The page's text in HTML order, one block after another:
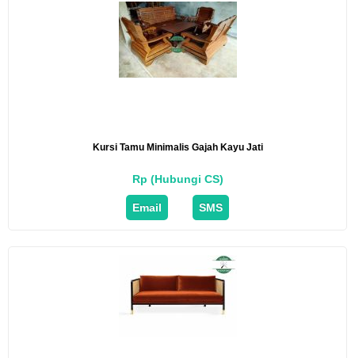
Kursi Tamu Minimalis Gajah Kayu Jati
Rp (Hubungi CS)
Email SMS